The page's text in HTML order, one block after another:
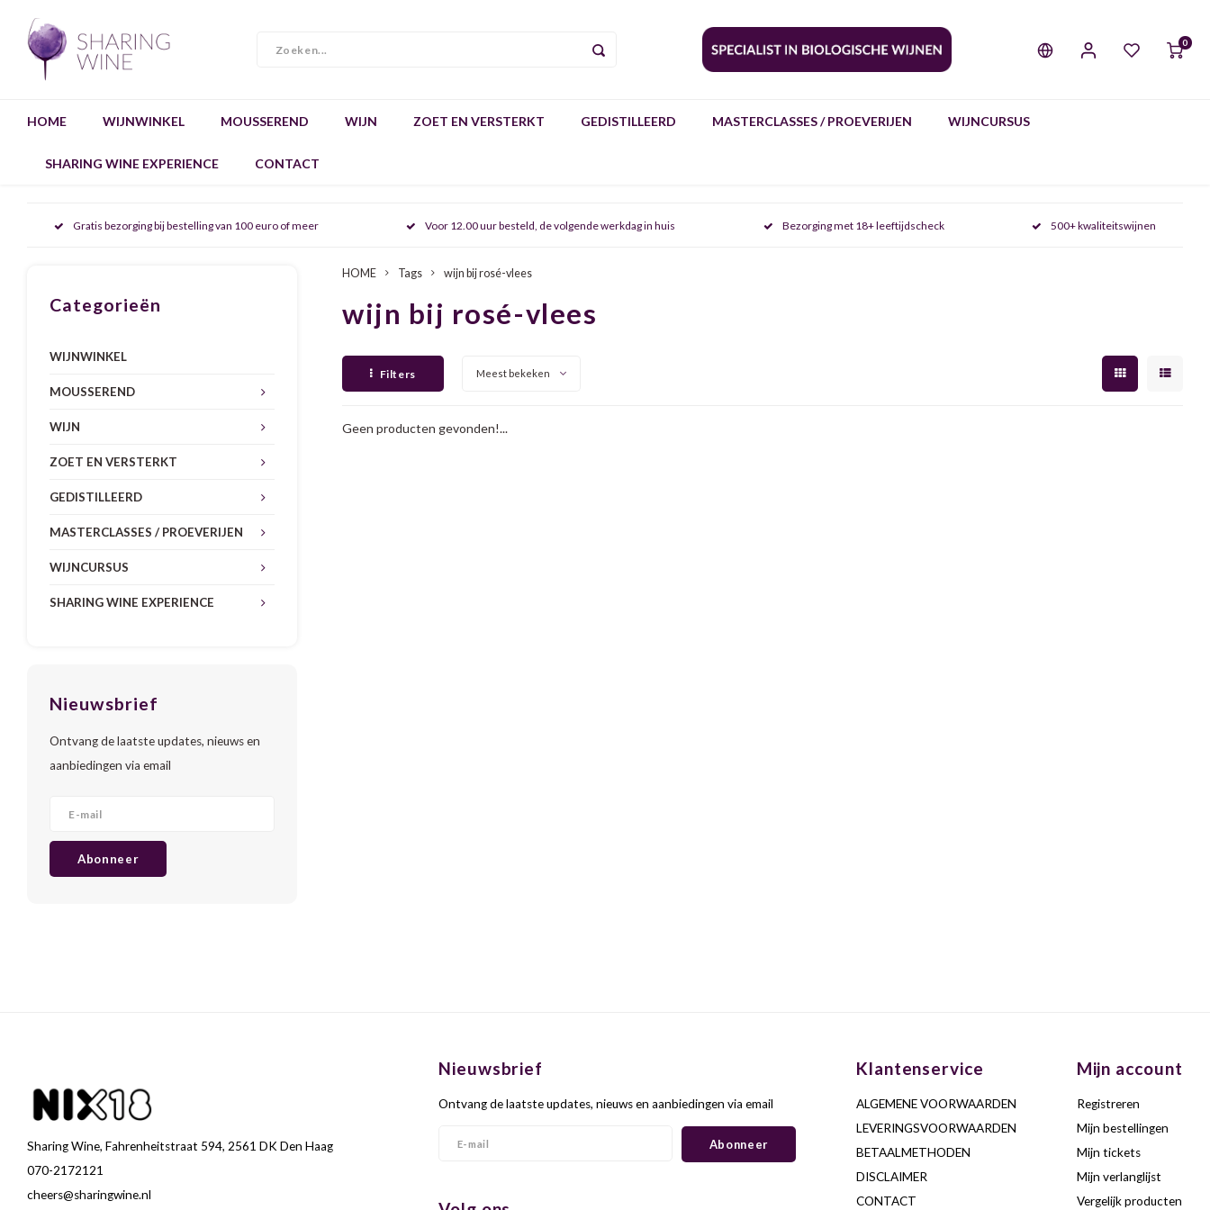
0
HOME WIJNWINKEL MOUSSEREND WIJN ZOET EN VERSTERKT GEDISTILLEERD MASTERCLASSES / PROEVERIJEN WIJNCURSUS
SHARING WINE EXPERIENCE CONTACT
Gratis bezorging bij bestelling van 100 euro of meer Voor 12.00 uur besteld, de volgende werkdag in huis Bezorging met 18+ leeftijdscheck 500+ kwaliteitswijnen
Categorieën
WIJNWINKEL
MOUSSEREND
WIJN
ZOET EN VERSTERKT
GEDISTILLEERD
MASTERCLASSES / PROEVERIJEN
WIJNCURSUS
SHARING WINE EXPERIENCE
Nieuwsbrief
Ontvang de laatste updates, nieuws en
aanbiedingen via email
Abonneer
HOME Tags wijn bij rosé-vlees
wijn bij rosé-vlees
Filters Meest bekeken
Geen producten gevonden!...
Sharing Wine, Fahrenheitstraat 594, 2561 DK Den Haag
070-2172121
cheers@sharingwine.nl
Nieuwsbrief
Ontvang de laatste updates, nieuws en aanbiedingen via email
Abonneer
Klantenservice
ALGEMENE VOORWAARDEN
LEVERINGSVOORWAARDEN
BETAALMETHODEN
DISCLAIMER
CONTACT
Mijn account
Registreren
Mijn bestellingen
Mijn tickets
Mijn verlanglijst
Vergelijk producten